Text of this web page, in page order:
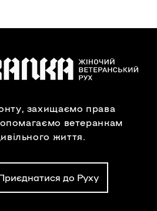
захищаємо права
ветеранкам
життя.
до Руху